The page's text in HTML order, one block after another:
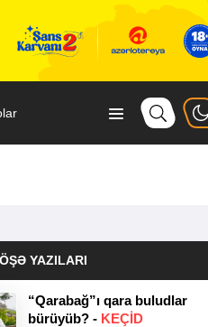
YAZILARI
“Qarabağ”ı qara buludlar
bürüyüb? - KEÇID